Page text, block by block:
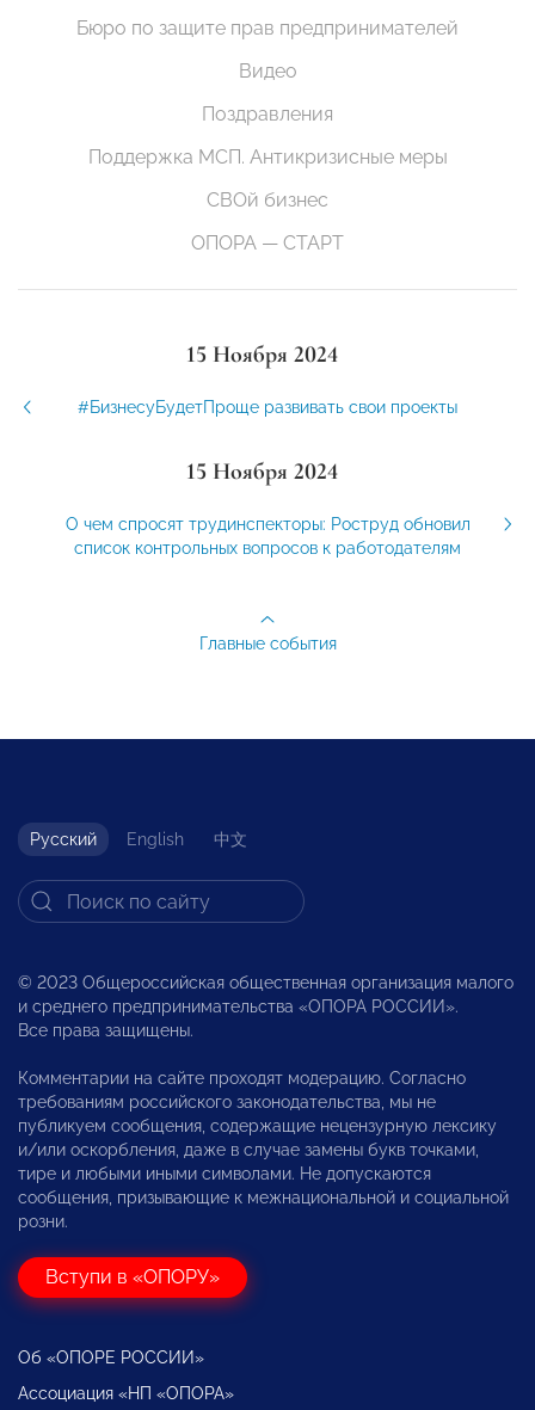
Бюро по защите прав предпринимателей
Видео
Поздравления
Поддержка МСП. Антикризисные меры
СВОй бизнес
ОПОРА — СТАРТ
15 Ноября 2024
#БизнесуБудетПроще развивать свои проекты
15 Ноября 2024
О чем спросят трудинспекторы: Роструд обновил
список контрольных вопросов к работодателям
Главные события
Русский English 中文
© 2023 Общероссийская общественная организация малого
и среднего предпринимательства «ОПОРА РОССИИ».
Все права защищены.
Комментарии на сайте проходят модерацию. Согласно
требованиям российского законодательства, мы не
публикуем сообщения, содержащие нецензурную лексику
и/или оскорбления, даже в случае замены букв точками,
тире и любыми иными символами. Не допускаются
сообщения, призывающие к межнациональной и социальной
розни.
Вступи в «ОПОРУ»
Об «ОПОРЕ РОССИИ»
Ассоциация «НП «ОПОРА»